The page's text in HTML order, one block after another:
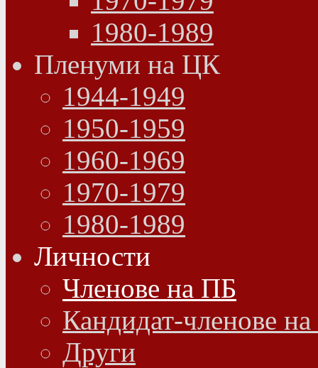
1980-1989
Пленуми на ЦК
1944-1949
1950-1959
1960-1969
1970-1979
1980-1989
Личности
Членове на ПБ
Кандидат-членове
Други